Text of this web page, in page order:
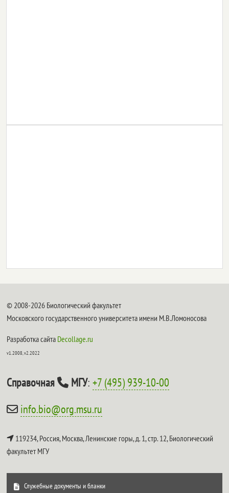
© 2008-2026 Биологический факультет
Московского государственного университета имени М.В.Ломоносова
Разработка сайта Decollage.ru
v1.2008, v2.2022
Справочная МГУ:+7 (495) 939-10-00
info.bio@org.msu.ru
119234, Россия, Москва, Ленинские горы, д. 1, стр. 12,Биологический
факультет МГУ
Служебные документы и бланки